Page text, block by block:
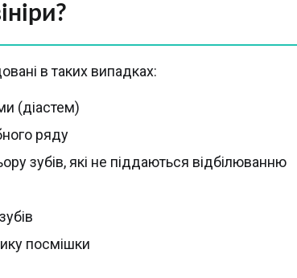
в таких випадках:
(діастем)
ряду
зубів, які не піддаються відбілюванню
посмішки